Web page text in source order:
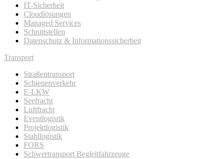
IT-Sicherheit
Cloudlösungen
Managed Services
Schnittstellen
Datenschutz & Informationssicherheit
Transport
Straßentransport
Schienenverkehr
E-LKW
Seefracht
Luftfracht
Eventlogistik
Projektlogistik
Stahllogistik
FORS
Schwertransport Begleitfahrzeuge